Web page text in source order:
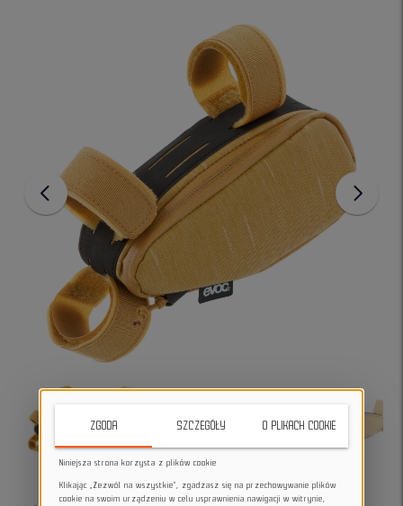
ZGODA SZCZEGÓŁY O PLIKACH COOKIE
Niniejsza strona korzysta z plików cookie
Klikając „Zezwól na wszystkie”, zgadzasz się na przechowywanie plików
cookie na swoim urządzeniu w celu usprawnienia nawigacji w witrynie,